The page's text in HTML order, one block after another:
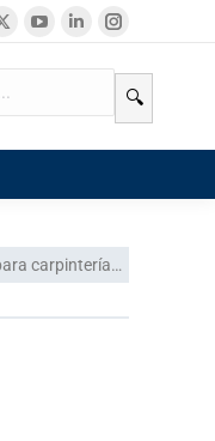
🔍
carpintería…